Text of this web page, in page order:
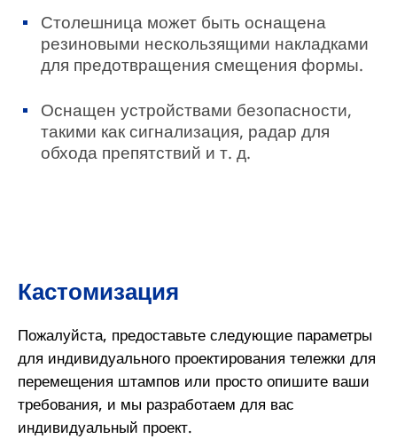
Столешница может быть оснащена
резиновыми нескользящими накладками
для предотвращения смещения формы.
Оснащен устройствами безопасности,
такими как сигнализация, радар для
обхода препятствий и т. д.
Кастомизация
Пожалуйста, предоставьте следующие параметры
для индивидуального проектирования тележки для
перемещения штампов или просто опишите ваши
требования, и мы разработаем для вас
индивидуальный проект.